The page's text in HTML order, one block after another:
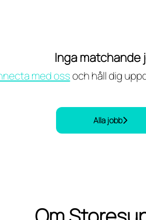
Inga matchande
med ossoch håll dig
Alla jobb